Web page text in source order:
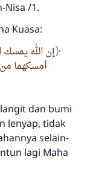
Nisa /1.
Kuasa:
إن الله يمسك
أمسكهما
dan bumi
lenyap, tidak
selain-
lagi Maha